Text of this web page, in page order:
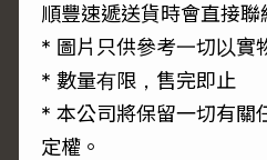
順豐速遞送貨時會直接聯
* 圖片只供參考一切以實
* 數量有限，售完即止
* 本公司將保留一切有關
定權。